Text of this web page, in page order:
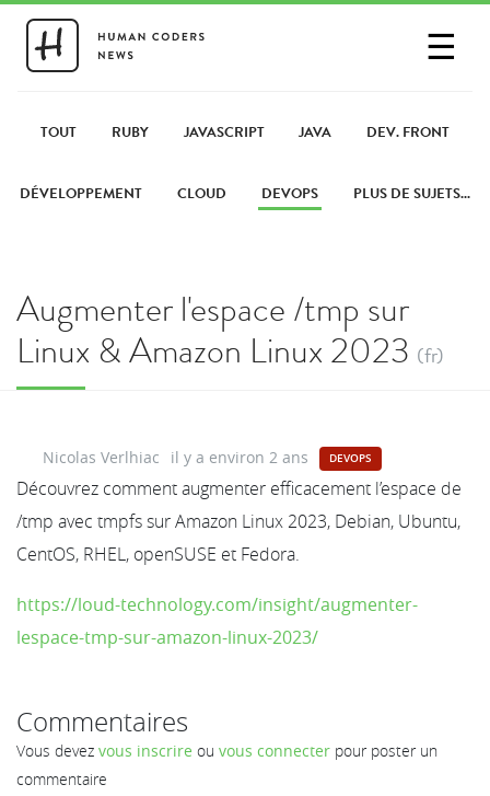
☰
PARTAGER UN LIEN
TOUT RUBY JAVASCRIPT JAVA DEV. FRONT
DÉVELOPPEMENT CLOUD DEVOPS PLUS DE SUJETS...
Augmenter l'espace /tmp sur
Linux & Amazon Linux 2023 (fr)
Nicolas Verlhiac il y a environ 2 ans DEVOPS
Découvrez comment augmenter efficacement l’espace de
/tmp avec tmpfs sur Amazon Linux 2023, Debian, Ubuntu,
CentOS, RHEL, openSUSE et Fedora.
https://loud-technology.com/insight/augmenter-
lespace-tmp-sur-amazon-linux-2023/
Commentaires
Vous devez vous inscrire ou vous connecter pour poster un
commentaire